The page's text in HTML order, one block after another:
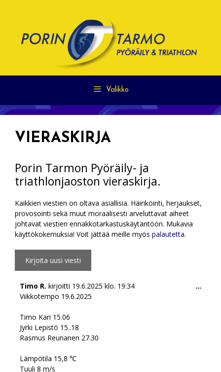
Valikko
VIERASKIRJA
Porin Tarmon Pyöräily- ja
triathlonjaoston vieraskirja.
Kaikkien viestien on oltava asiallisia. Häiriköinti, herjaukset,
provosointi sekä muut moraalisesti arveluttavat aiheet
johtavat viestien ennakkotarkastuskäytäntöön. Mukavia
käyttökokemuksia! Voit jättää meille myös palautetta.
Timo R. kirjoitti 19.6.2025 klo. 19:34
Viikkotempo 19.6.2025
Timo Kari 15.06
Jyrki Lepistö 15..18
Rasmus Reunanen 27.30
Lämpötila 15,8 ℃
Tuuli 8 m/s
...